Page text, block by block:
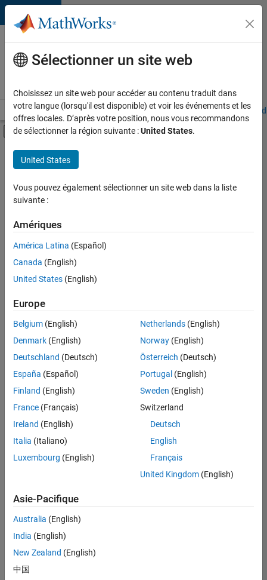
Passer au contenu
Votre
carrière
chez
Accueil Explorer nos opportunités Adresses de nos bureaux
Activer/désactiver l'affichage du menu
Contenu principal
FILTRER PAR
Programme destiné aux nouvelles carrières (EDG)
Gestion des programmes
Expérience utilisateur
Actuellement,
aucune
offre
d'emploi
correspondant
à vos
critères
de
recherche.
Vous
pouvez
élargir
votre
recherche
ou
afficher
l’ensemble
d'emploi.
malgré
tout
vous
trouvez
Sélectionner un site web
Choisissez un site web pour accéder au contenu traduit dans
votre langue (lorsqu'il est disponible) et voir les événements et les
offres locales. D’après votre position, nous vous recommandons
de sélectionner la région suivante :United States.
United States
Vous pouvez également sélectionner un site web dans la liste
suivante :
Amériques
América Latina (Español)
Canada (English)
United States (English)
Europe
Belgium (English)
Denmark (English)
Deutschland (Deutsch)
España (Español)
Finland (English)
France (Français)
Ireland (English)
Italia (Italiano)
Luxembourg (English)
Netherlands(English)
Norway(English)
Österreich (Deutsch)
Portugal (English)
Sweden (English)
Switzerland
Deutsch
English
Français
United Kingdom(English)
Asie-Pacifique
Australia (English)
India (English)
New Zealand (English)
中国